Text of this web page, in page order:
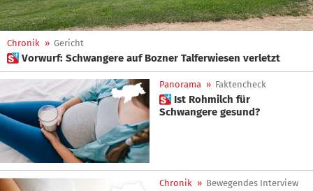
Chronik » Gericht
 Vorwurf: Schwangere auf Bozner Talferwiesen verletzt
Panorama » Faktencheck
 Ist Rohmilch für
Schwangere gesund?
Chronik » Bewegendes Interview